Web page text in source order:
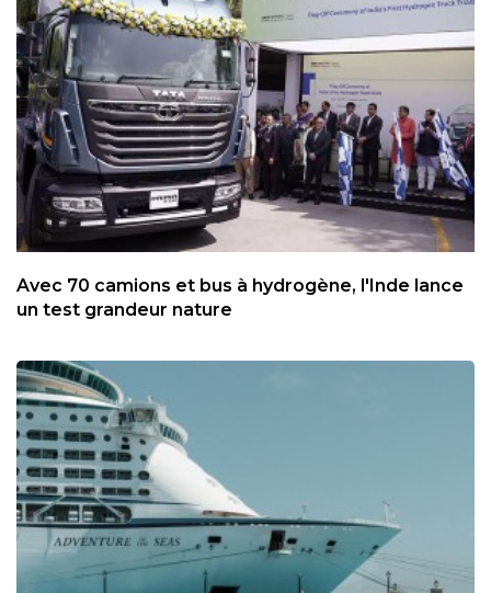
Avec 70 camions et bus à hydrogène, l'Inde lance
un test grandeur nature